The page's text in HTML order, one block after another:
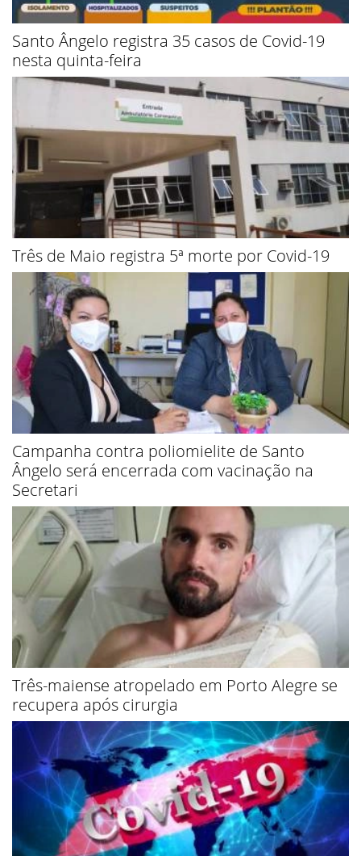
Santo Ângelo registra 35 casos de Covid-19
nesta quinta-feira
Três de Maio registra 5ª morte por Covid-19
Campanha contra poliomielite de Santo
Ângelo será encerrada com vacinação na
Secretari
Três-maiense atropelado em Porto Alegre se
recupera após cirurgia